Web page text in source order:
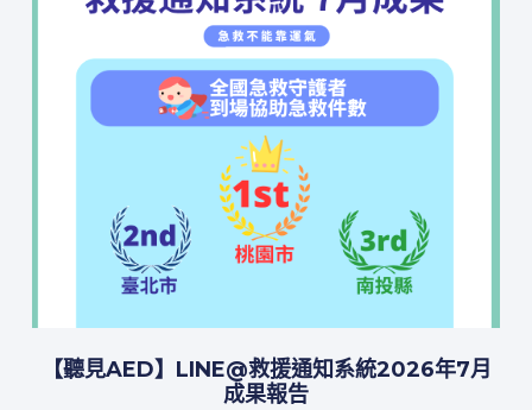
【聽見AED】LINE@救援通知系統2026年7月
成果報告